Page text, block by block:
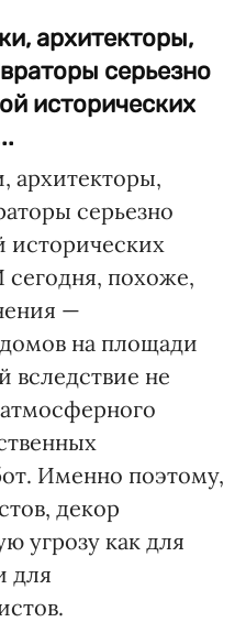
архитекторы,
серьезно
исторических
архитекторы,
серьезно
исторических
сегодня, похоже,
—
на площади
вследствие не
Именно поэтому,
декор
угрозу как для
для